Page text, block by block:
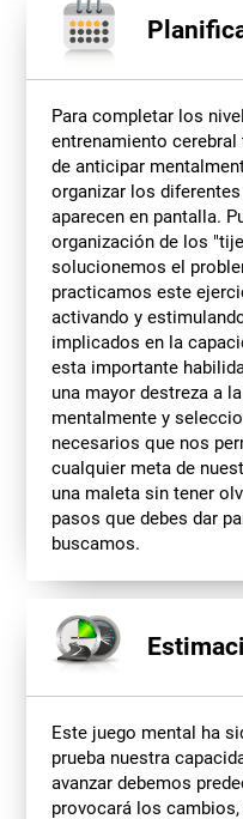
Para completar los
entrenamiento
de anticipar
organizar los
aparecen en pantalla.
organización de los
solucionemos el
practicamos este
activando y
implicados en la
esta importante
una mayor destreza a
mentalmente y
necesarios que nos
cualquier meta de
una maleta sin tener
pasos que debes dar
buscamos.
Este juego mental ha
prueba nuestra
avanzar debemos
provocará los